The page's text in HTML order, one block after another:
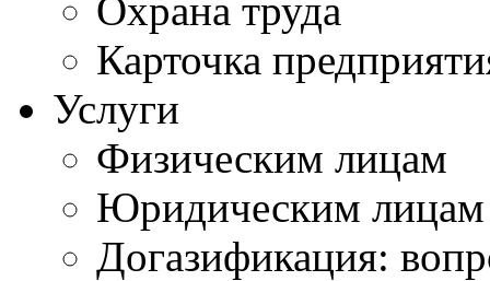
Охрана труда
Карточка
Услуги
Физическим лицам
Юридическим лицам
Догазификация: